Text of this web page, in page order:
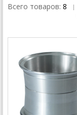
Всего товаров: 8 |